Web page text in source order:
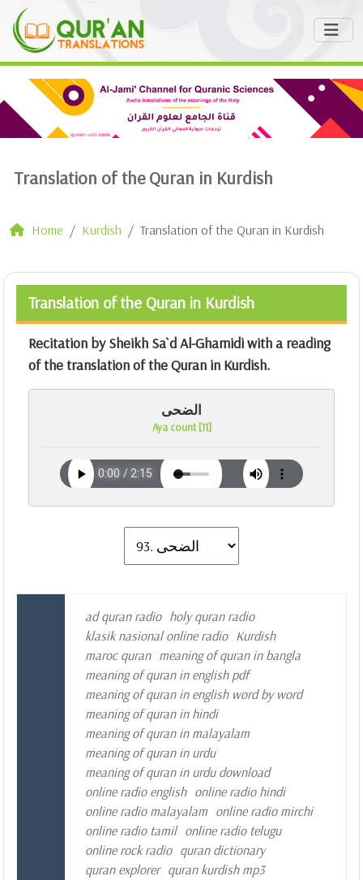
Translation of the Quran in Kurdish
Home Kurdish Translation of the Quran in Kurdish
Translation of the Quran in Kurdish
Recitation by Sheikh Sa`d Al-Ghamidi with a reading
of the translation of the Quran in Kurdish.
الضحى
Aya count [11]
ad quran radio holy quran radio
klasik nasional online radio Kurdish
maroc quran meaning of quran in bangla
meaning of quran in english pdf
meaning of quran in english word by word
meaning of quran in hindi
meaning of quran in malayalam
meaning of quran in urdu
meaning of quran in urdu download
online radio english online radio hindi
online radio malayalam online radio mirchi
online radio tamil online radio telugu
online rock radio quran dictionary
quran explorer quran kurdish mp3